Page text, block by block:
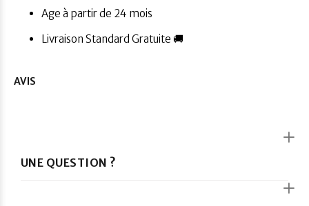
Age à partir de 24 mois
Livraison Standard Gratuite 🚚
AVIS
UNE QUESTION ?